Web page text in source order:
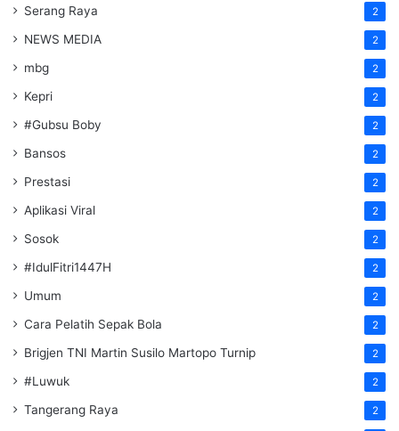
Serang Raya 2
NEWS MEDIA 2
mbg 2
Kepri 2
#Gubsu Boby 2
Bansos 2
Prestasi 2
Aplikasi Viral 2
Sosok 2
#IdulFitri1447H 2
Umum 2
Cara Pelatih Sepak Bola 2
Brigjen TNI Martin Susilo Martopo Turnip 2
#Luwuk 2
Tangerang Raya 2